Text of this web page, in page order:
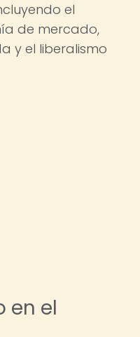
el
de mercado,
y el liberalismo
en el